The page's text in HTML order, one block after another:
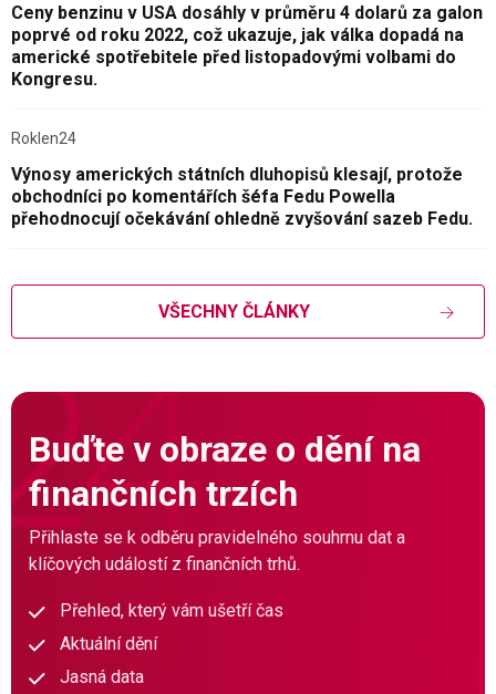
Ceny benzinu v USA dosáhly v průměru 4 dolarů za galon
poprvé od roku 2022, což ukazuje, jak válka dopadá na
americké spotřebitele před listopadovými volbami do
Kongresu.
Roklen24
Výnosy amerických státních dluhopisů klesají, protože
obchodníci po komentářích šéfa Fedu Powella
přehodnocují očekávání ohledně zvyšování sazeb Fedu.
VŠECHNY ČLÁNKY
Buďte v obraze o dění na
finančních trzích
Přihlaste se k odběru pravidelného souhrnu dat a
klíčových událostí z finančních trhů.
Přehled, který vám ušetří čas
Aktuální dění
Jasná data